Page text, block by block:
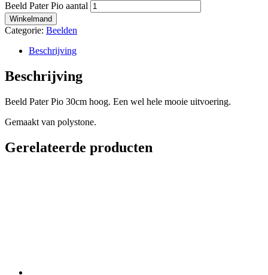
Beeld Pater Pio aantal
Winkelmand
Categorie: Beelden
Beschrijving
Beschrijving
Beeld Pater Pio 30cm hoog. Een wel hele mooie uitvoering.
Gemaakt van polystone.
Gerelateerde producten